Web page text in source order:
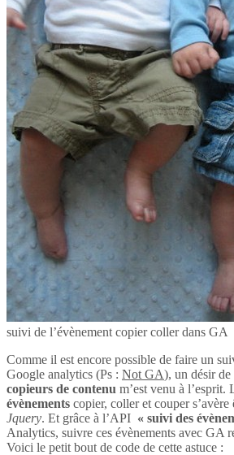
suivi de l’évènement copier coller dans GA
Comme il est encore possible de faire un
Google analytics (Ps : Not GA), un désir de
copieurs de contenu m’est venu à l’esprit.
évènements copier, coller et couper s’avère
Jquery. Et grâce à l’API « suivi des
Analytics, suivre ces évènements avec GA
Voici le petit bout de code de cette astuce :